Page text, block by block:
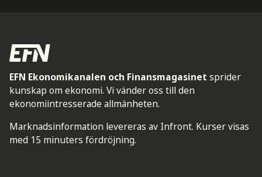
EFN Ekonomikanalen och Finansmagasinet sprider
kunskap om ekonomi. Vi vänder oss till den
ekonomiintresserade allmänheten.
Marknadsinformation levereras av Infront. Kurser visas
med 15 minuters fördröjning.